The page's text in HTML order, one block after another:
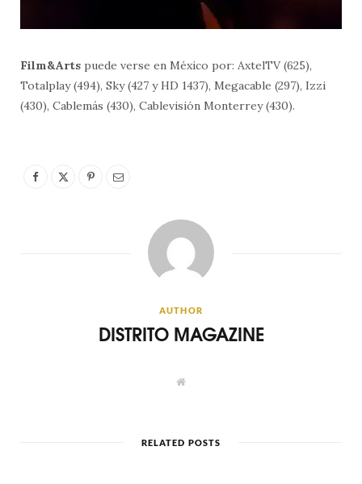
Film&Arts puede verse en México por: AxtelTV (625),
Totalplay (494), Sky (427 y HD 1437), Megacable (297), Izzi
(430), Cablemás (430), Cablevisión Monterrey (430).
AUTHOR
DISTRITO MAGAZINE
W
e
RELATED POSTS